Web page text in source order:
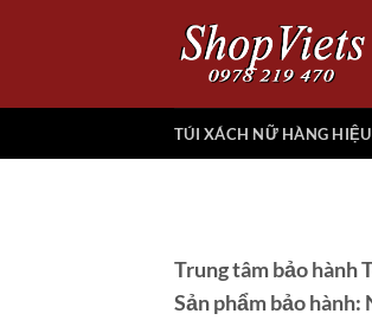
dung
TÚI XÁCH NỮ HÀNG HIỆU
Trung tâm bảo hành
Sản phẩm bảo